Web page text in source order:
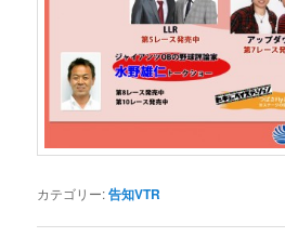
カテゴリー:告知VTR